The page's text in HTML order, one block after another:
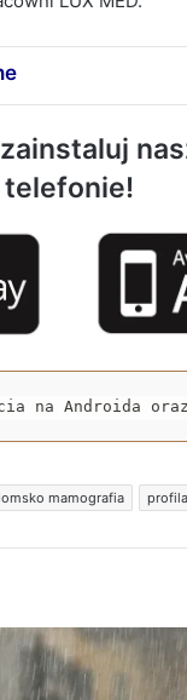
telefonie!
na Androida
mamografia